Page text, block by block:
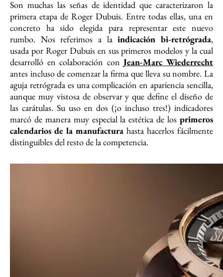
Son muchas las señas de identidad que caracterizaron la
primera etapa de Roger Dubuis. Entre todas ellas, una en
concreto ha sido elegida para representar este nuevo
rumbo. Nos referimos a laindicación bi-retrógrada,
usada por Roger Dubuis en sus primeros modelos y la cual
desarrolló en colaboración conJean-Marc Wiederrecht
antes incluso de comenzar la firma que lleva su nombre. La
aguja retrógrada es una complicación en apariencia sencilla,
aunque muy vistosa de observar y que define el diseño de
las carátulas. Su uso en dos (¡o incluso tres!) indicadores
marcó de manera muy especial la estética de los primeros
calendarios de la manufactura hasta hacerlos fácilmente
distinguibles del resto de la competencia.